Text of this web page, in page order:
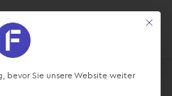
managen
Play
AnsehenMit
Datenschutz-Präferenz
bevor Sie unsere Website weiter